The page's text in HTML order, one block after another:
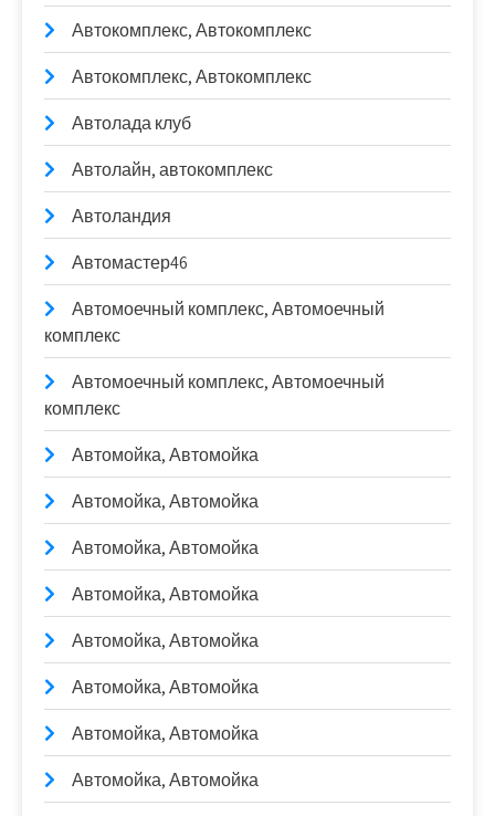
Автокомплекс, Автокомплекс
Автокомплекс, Автокомплекс
Автолада клуб
Автолайн, автокомплекс
Автоландия
Автомастер46
Автомоечный комплекс, Автомоечный
комплекс
Автомоечный комплекс, Автомоечный
комплекс
Автомойка, Автомойка
Автомойка, Автомойка
Автомойка, Автомойка
Автомойка, Автомойка
Автомойка, Автомойка
Автомойка, Автомойка
Автомойка, Автомойка
Автомойка, Автомойка